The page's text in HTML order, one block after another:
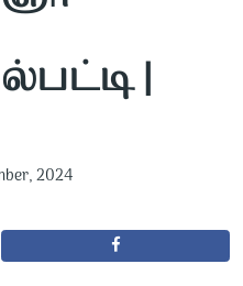
|
2024